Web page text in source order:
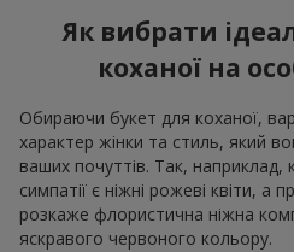
Як вибрати
коханої на
Обираючи букет для коханої,
характер жінки та стиль, який
ваших почуттів. Так,
симпатії є ніжні рожеві квіти, а
розкаже флористична ніжна
яскравого червоного кольору.